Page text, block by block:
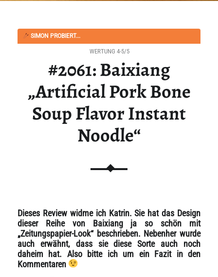
SIMON PROBIERT...
#2061: Baixiang
„Artificial Pork Bone
Soup Flavor Instant
Noodle“
WERTUNG 4-5/5
Dieses Review widme ich Katrin. Sie hat das Design
dieser Reihe von Baixiang ja so schön mit
„Zeitungspapier-Look“ beschrieben. Nebenher wurde
auch erwähnt, dass sie diese Sorte auch noch
daheim hat. Also bitte ich um ein Fazit in den
Kommentaren